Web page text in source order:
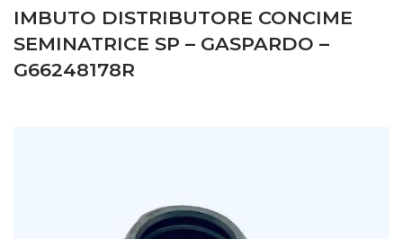
IMBUTO DISTRIBUTORE CONCIME
SEMINATRICE SP – GASPARDO –
G66248178R